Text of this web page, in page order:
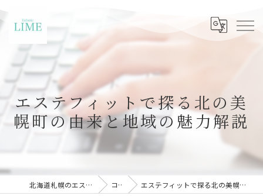
エステフィットで探る北の美
幌町の由来と地域の魅力解説
北海道札幌のエステならLIME札幌 コラム エステフィットで探る北の美幌町の由来と地域の魅力解説